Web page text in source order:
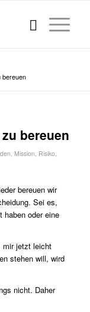
bereuen
bereuen
, Mission, Risiko,
bereuen wir
Sei es,
oder eine
mir jetzt leicht
stehen will, wird
nicht. Daher